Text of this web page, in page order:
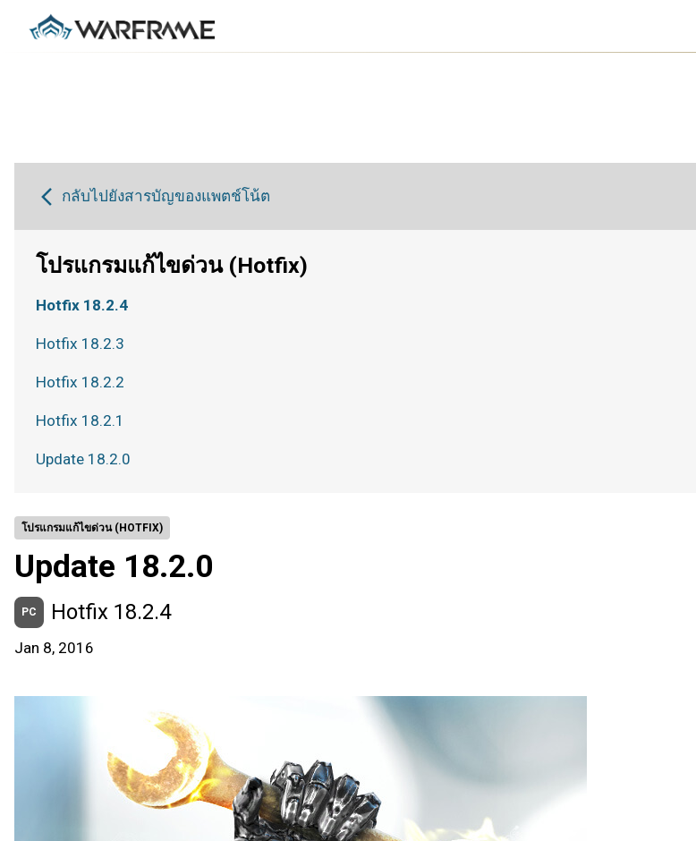
โปรแกรมแก้ไขด่วน (HOTFIX)
Update 18.2.0
PC Hotfix 18.2.4
Jan 8, 2016
กลับไปยังสารบัญของแพตช์โน้ต
โปรแกรมแก้ไขด่วน (Hotfix)
Hotfix 18.2.4
Hotfix 18.2.3
Hotfix 18.2.2
Hotfix 18.2.1
Update 18.2.0